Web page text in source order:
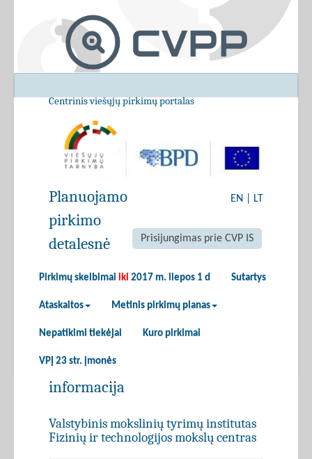
Centrinis viešųjų pirkimų portalas
EN LT
Prisijungimas prie CVP IS
Pirkimų skelbimai iki 2017 m. liepos 1 d Sutartys
Ataskaitos Metinis pirkimų planas
Nepatikimi tiekėjai Kuro pirkimai
VPĮ 23 str. įmonės
Planuojamo
pirkimo
detalesnė
informacija
Valstybinis mokslinių tyrimų institutas
Fizinių ir technologijos mokslų centras